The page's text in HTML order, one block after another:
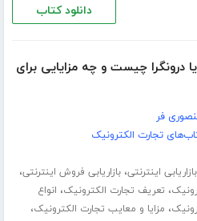
دانلود کتاب
یا درونگرا چیست و چه مزایایی برای
فر
تجارت الکترونیک
بازاریابی اینترنتی،بازاریابی فروش اینترنتی،
، تعریف تجارت الکترونیک، انواع
، مزایا و معایب تجارت الکترونیک،